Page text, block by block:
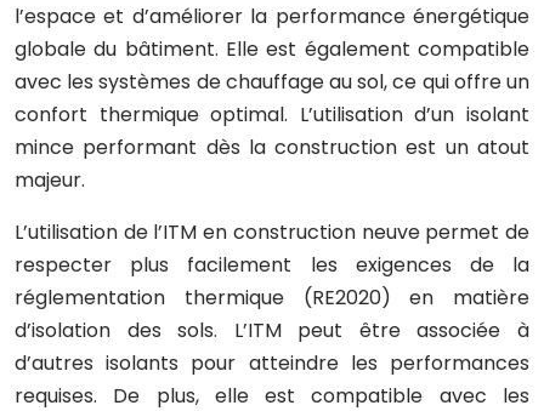
l’espace et d’améliorer la performance énergétique
globale du bâtiment. Elle est également compatible
avec les systèmes de chauffage au sol, ce qui offre un
confort thermique optimal. L’utilisation d’un isolant
mince performant dès la construction est un atout
majeur.
L’utilisation de l’ITM en construction neuve permet de
respecter plus facilement les exigences de la
réglementation thermique (RE2020) en matière
d’isolation des sols. L’ITM peut être associée à
d’autres isolants pour atteindre les performances
requises. De plus, elle est compatible avec les